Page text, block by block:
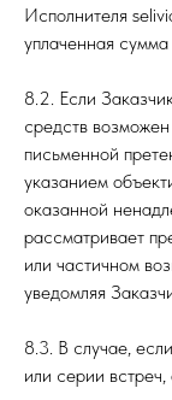
Исполнителя
уплаченная
8.2. Если
средств
письменной
указанием
оказанной
рассматривает
или частичном
уведомляя
8.3. В случае,
или серии